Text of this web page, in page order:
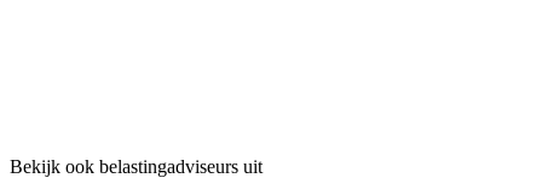
Bekijk ook belastingadviseurs uit